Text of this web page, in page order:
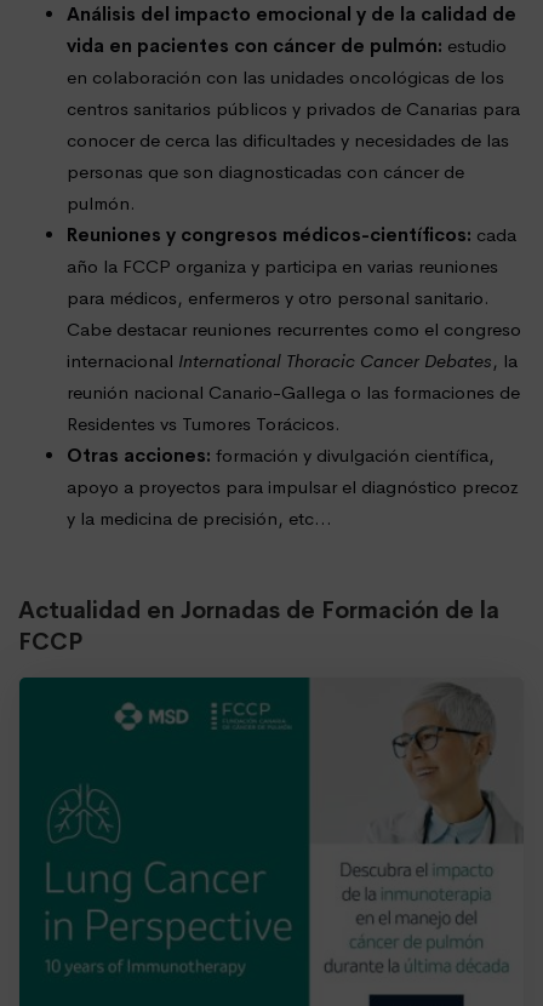
Análisis del impacto emocional y de la calidad de
vida en pacientes con cáncer de pulmón: estudio
en colaboración con las unidades oncológicas de los
centros sanitarios públicos y privados de Canarias para
conocer de cerca las dificultades y necesidades de las
personas que son diagnosticadas con cáncer de
pulmón.
Reuniones y congresos médicos-científicos: cada
año la FCCP organiza y participa en varias reuniones
para médicos, enfermeros y otro personal sanitario.
Cabe destacar reuniones recurrentes como el congreso
internacional International Thoracic Cancer Debates, la
reunión nacional Canario-Gallega o las formaciones de
Residentes vs Tumores Torácicos.
Otras acciones: formación y divulgación científica,
apoyo a proyectos para impulsar el diagnóstico precoz
y la medicina de precisión, etc…
Actualidad en Jornadas de Formación de la
FCCP